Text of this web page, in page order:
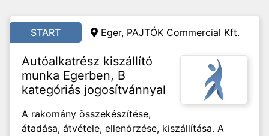
START Eger, PAJTÓK Commercial Kft.
Autóalkatrész kiszállító
munka Egerben, B
kategóriás jogosítvánnyal
A rakomány összekészítése,
átadása, átvétele, ellenőrzése, kiszállítása. A